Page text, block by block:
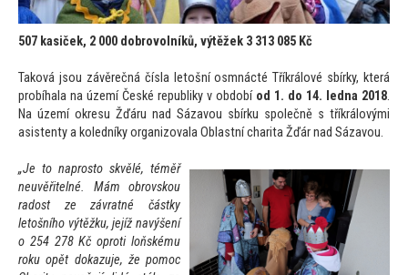
507 kasiček, 2 000 dobrovolníků, výtěžek 3 313 085 Kč
Taková jsou závěrečná čísla letošní osmnácté Tříkrálové sbírky, která
probíhala na území České republiky v období od 1. do 14. ledna 2018.
Na území okresu Žďáru nad Sázavou sbírku společně s tříkrálovými
asistenty a koledníky organizovala Oblastní charita Žďár nad Sázavou.
„Je to naprosto skvělé, téměř
neuvěřitelné. Mám obrovskou
radost ze závratné částky
letošního výtěžku, jejíž navýšení
o 254 278 Kč oproti loňskému
roku opět dokazuje, že pomoc